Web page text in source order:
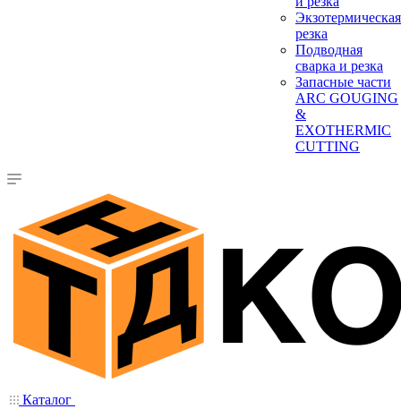
Экзотермическая
резка
Подводная
сварка и резка
Запасные части
ARC GOUGING
&
EXOTHERMIC
CUTTING
Каталог